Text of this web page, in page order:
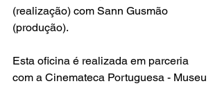
(realização) com Sann Gusmão
(produção).
Esta oficina é realizada em parceria
com a Cinemateca Portuguesa - Museu